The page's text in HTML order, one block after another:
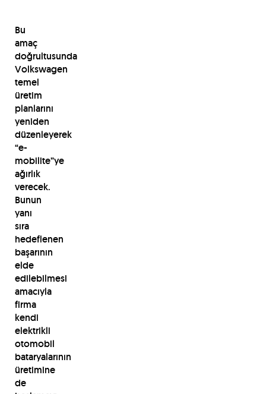
Bu
amaç
doğrultusunda
Volkswagen
temel
üretim
planlarını
yeniden
düzenleyerek
“e-
mobilite”ye
ağırlık
verecek.
Bunun
yanı
sıra
hedeflenen
başarının
elde
edilebilmesi
amacıyla
firma
kendi
elektrikli
otomobil
bataryalarının
üretimine
de